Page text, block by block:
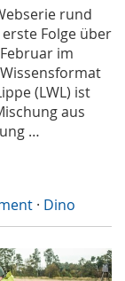
rund
Folge über
im
(LWL) ist
aus
…
· Dino